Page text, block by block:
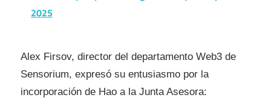
2025
Alex Firsov, director del departamento Web3 de
Sensorium, expresó su entusiasmo por la
incorporación de Hao a la Junta Asesora: